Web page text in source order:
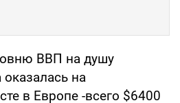
ВВП на душу
на
в Европе -всего $6400